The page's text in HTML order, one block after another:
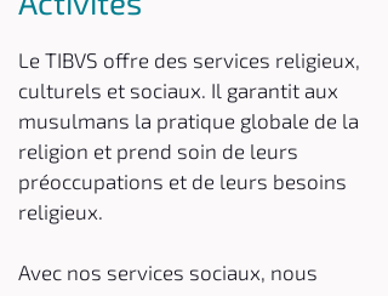
Le TIBVS offre des services religieux,
culturels et sociaux. Il garantit aux
musulmans la pratique globale de la
religion et prend soin de leurs
préoccupations et de leurs besoins
religieux.
Avec nos services sociaux, nous